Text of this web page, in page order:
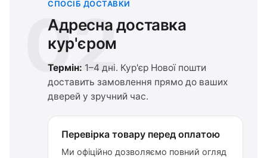
02
СПОСІБ ДОСТАВКИ
Адресна доставка
кур'єром
Термін: 1–4 дні. Кур'єр Нової пошти
доставить замовлення прямо до ваших
дверей у зручний час.
Перевірка товару перед оплатою
Ми офіційно дозволяємо повний огляд